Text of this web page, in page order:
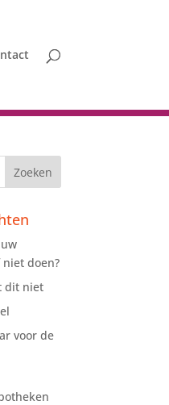
doen?
dit niet
voor de